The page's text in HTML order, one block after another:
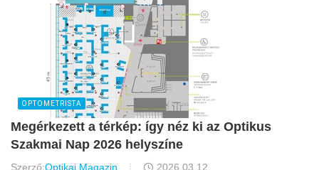
OPTOMETRISTA
Megérkezett a térkép: így néz ki az Optikus
Szakmai Nap 2026 helyszíne
Szerző:Optikai Magazin 2026.03.12.